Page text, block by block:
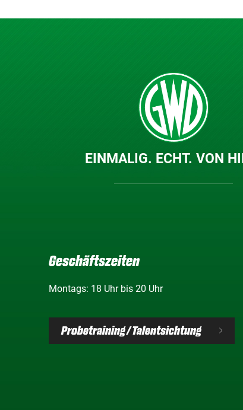
EINMALIG. ECHT. VON
Geschäftszeiten
Montags: 18 Uhr bis 20 Uhr
Probetraining / Talentsichtung